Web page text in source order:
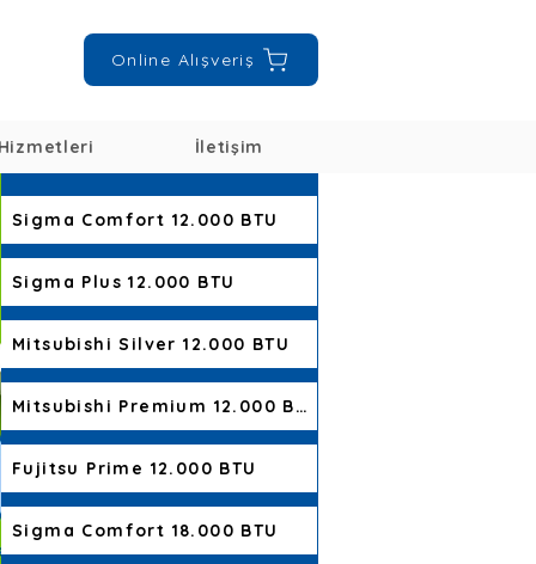
Online Alışveriş
İletişim
Sigma Comfort 12.000 BTU
Sigma Plus 12.000 BTU
Mitsubishi Silver 12.000 BTU
Mitsubishi Premium 12.000 BTU
Fujitsu Prime 12.000 BTU
Sigma Comfort 18.000 BTU